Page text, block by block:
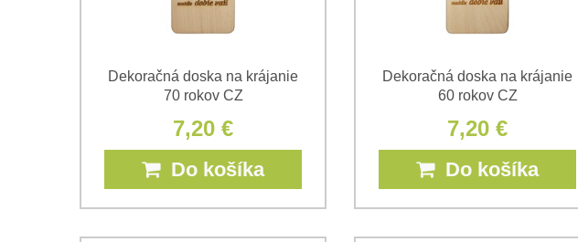
Dekoračná doska na krájanie
70 rokov CZ
7,20 €
Do košíka
Dekoračná doska na krájanie
60 rokov CZ
7,20 €
Do košíka